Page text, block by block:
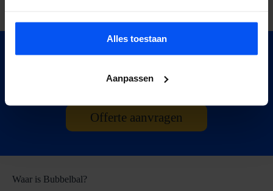
Alles toestaan
Aanpassen
aan!
Offerte aanvragen
Waar is Bubbelbal?